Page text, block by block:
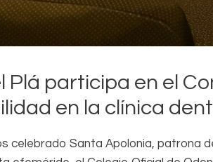
Plá participa en el
en la clínica
celebrado Santa Apolonia, patrona